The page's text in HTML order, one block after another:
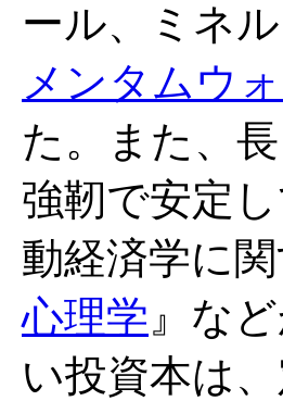
ール、ミネ
メンタムウ
た。また、
強靭で安定
動経済学に
心理学 』な
い投資本は